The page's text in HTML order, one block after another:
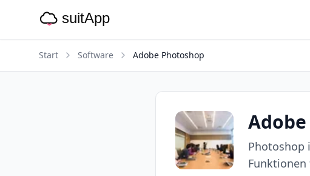
Start Software Adobe Photoshop
Photoshop